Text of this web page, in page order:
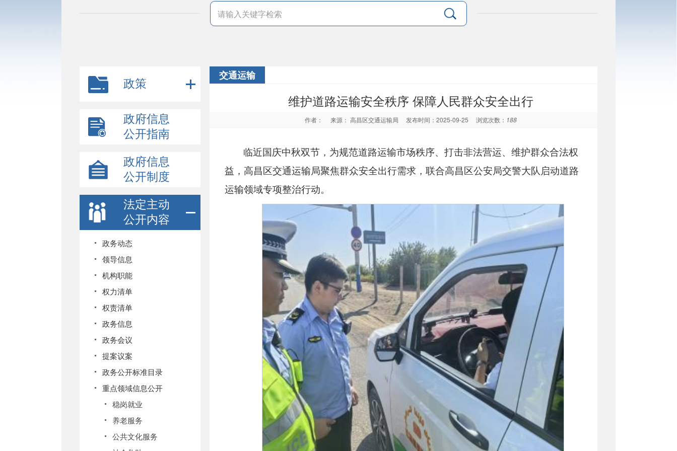
政策
政府信息
公开指南
政府信息
公开制度
法定主动
公开内容
政务动态
领导信息
机构职能
权力清单
权责清单
政务信息
政务会议
提案议案
政务公开标准目录
重点领域信息公开
稳岗就业
养老服务
公共文化服务
交通运输
维护道路运输安全秩序 保障人民群众安全出行
作者： 来源： 高昌区交通运输局 发布时间：2025-09-25 浏览次数： 188
临近国庆中秋双节，为规范道路运输市场秩序、打击非法营运、维护群众合法权
益，高昌区交通运输局聚焦群众安全出行需求，联合高昌区公安局交警大队启动道路
运输领域专项整治行动。